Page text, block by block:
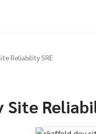
Reliability SRE
Site